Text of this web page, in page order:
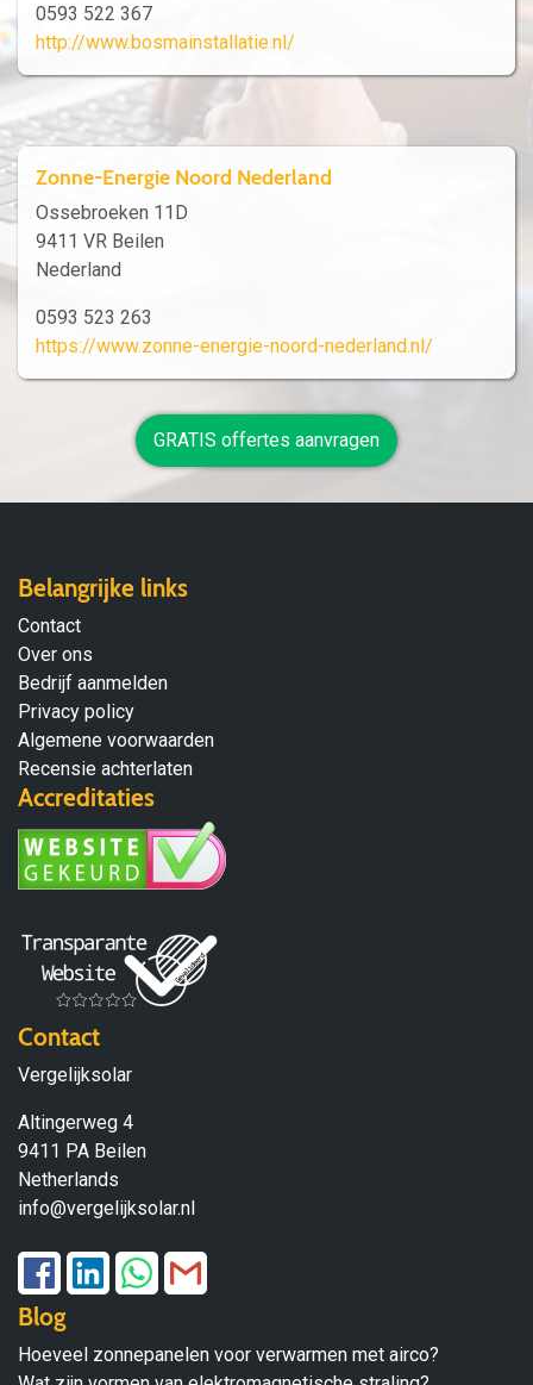
0593 522 367
http://www.bosmainstallatie.nl/
Zonne-Energie Noord Nederland
Ossebroeken 11D
9411 VR Beilen
Nederland
0593 523 263
https://www.zonne-energie-noord-nederland.nl/
GRATIS offertes aanvragen
Belangrijke links
Contact
Over ons
Bedrijf aanmelden
Privacy policy
Algemene voorwaarden
Recensie achterlaten
Accreditaties
Contact
Vergelijksolar
Altingerweg 4
9411 PA Beilen
Netherlands
info@vergelijksolar.nl
Blog
Hoeveel zonnepanelen voor verwarmen met airco?